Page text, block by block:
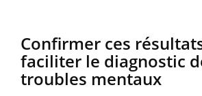
Confirmer ces
faciliter le diagnostic
troubles mentaux